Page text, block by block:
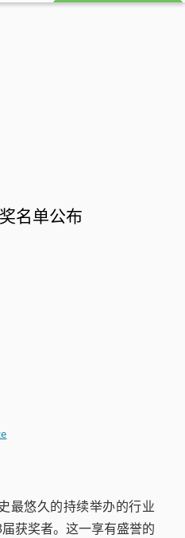
免费每周通讯 (英文)
名单公布
最悠久的持续举办的行业
获奖者。这一享有盛誉的